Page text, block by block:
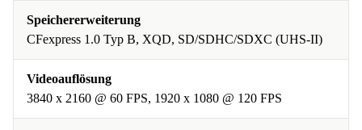
Speichererweiterung
CFexpress 1.0 Typ B, XQD, SD/SDHC/SDXC (UHS-II)
Videoauflösung
3840 x 2160 @ 60 FPS, 1920 x 1080 @ 120 FPS